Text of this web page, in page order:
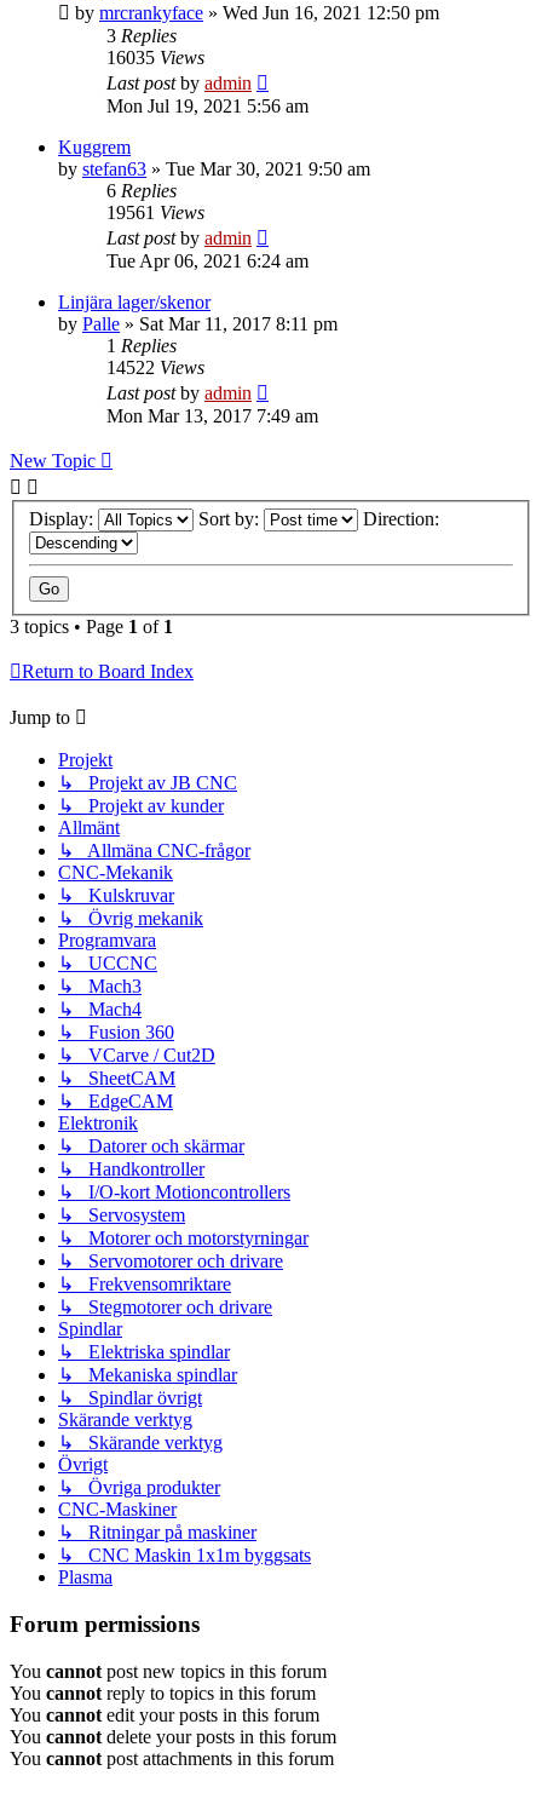
by mrcrankyface » Wed Jun 16, 2021 12:50 pm
3 Replies
16035 Views
Last postby admin
Mon Jul 19, 2021 5:56 am
Kuggrem
by stefan63 » Tue Mar 30, 2021 9:50 am
6 Replies
19561 Views
Last postby admin
Tue Apr 06, 2021 6:24 am
Linjära lager/skenor
by Palle » Sat Mar 11, 2017 8:11 pm
1 Replies
14522 Views
Last postby admin
Mon Mar 13, 2017 7:49 am
New Topic
Display: Sort by: Direction:
3 topics • Page 1 of 1
Return to Board Index
Jump to
Projekt
↳ Projekt av JB CNC
↳ Projekt av kunder
Allmänt
↳ Allmäna CNC-frågor
CNC-Mekanik
↳ Kulskruvar
↳ Övrig mekanik
Programvara
↳ UCCNC
↳ Mach3
↳ Mach4
↳ Fusion 360
↳ VCarve / Cut2D
↳ SheetCAM
↳ EdgeCAM
Elektronik
↳ Datorer och skärmar
↳ Handkontroller
↳ I/O-kort Motioncontrollers
↳ Servosystem
↳ Motorer och motorstyrningar
↳ Servomotorer och drivare
↳ Frekvensomriktare
↳ Stegmotorer och drivare
Spindlar
↳ Elektriska spindlar
↳ Mekaniska spindlar
↳ Spindlar övrigt
Skärande verktyg
↳ Skärande verktyg
Övrigt
↳ Övriga produkter
CNC-Maskiner
↳ Ritningar på maskiner
↳ CNC Maskin 1x1m byggsats
Plasma
Forum permissions
You cannot post new topics in this forum
You cannot reply to topics in this forum
You cannot edit your posts in this forum
You cannot delete your posts in this forum
You cannot post attachments in this forum